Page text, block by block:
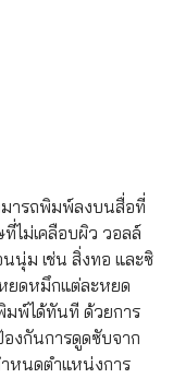
ารถพิมพ์ลงบนสื่อที่
ไม่เคลือบผิว วอลล์
นนุ่ม เช่น สิ่งทอ และซิ
ยดหมึกแต่ละหยด
มพ์ได้ทันที ด้วยการ
งกันการดูดซับจาก
นดตำแหน่งการ